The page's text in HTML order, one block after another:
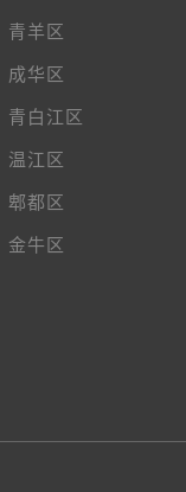
青羊区
成华区
青白江区
温江区
郫都区
金牛区